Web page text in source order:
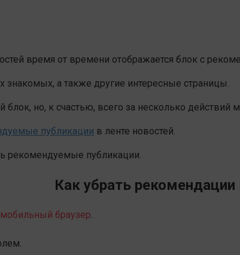
время от времени отображается блок с
а также другие интересные страницы.
но, к счастью, всего за несколько
публикации в ленте новостей.
рекомендуемые публикации.
Как убрать рекомендации
мобильный браузер